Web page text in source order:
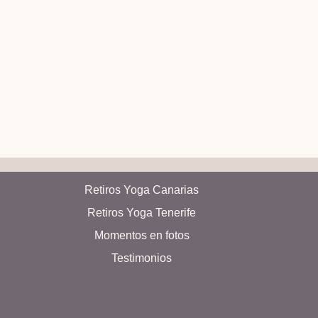
Retiros Yoga Canarias
Retiros Yoga Tenerife
Momentos en fotos
Testimonios